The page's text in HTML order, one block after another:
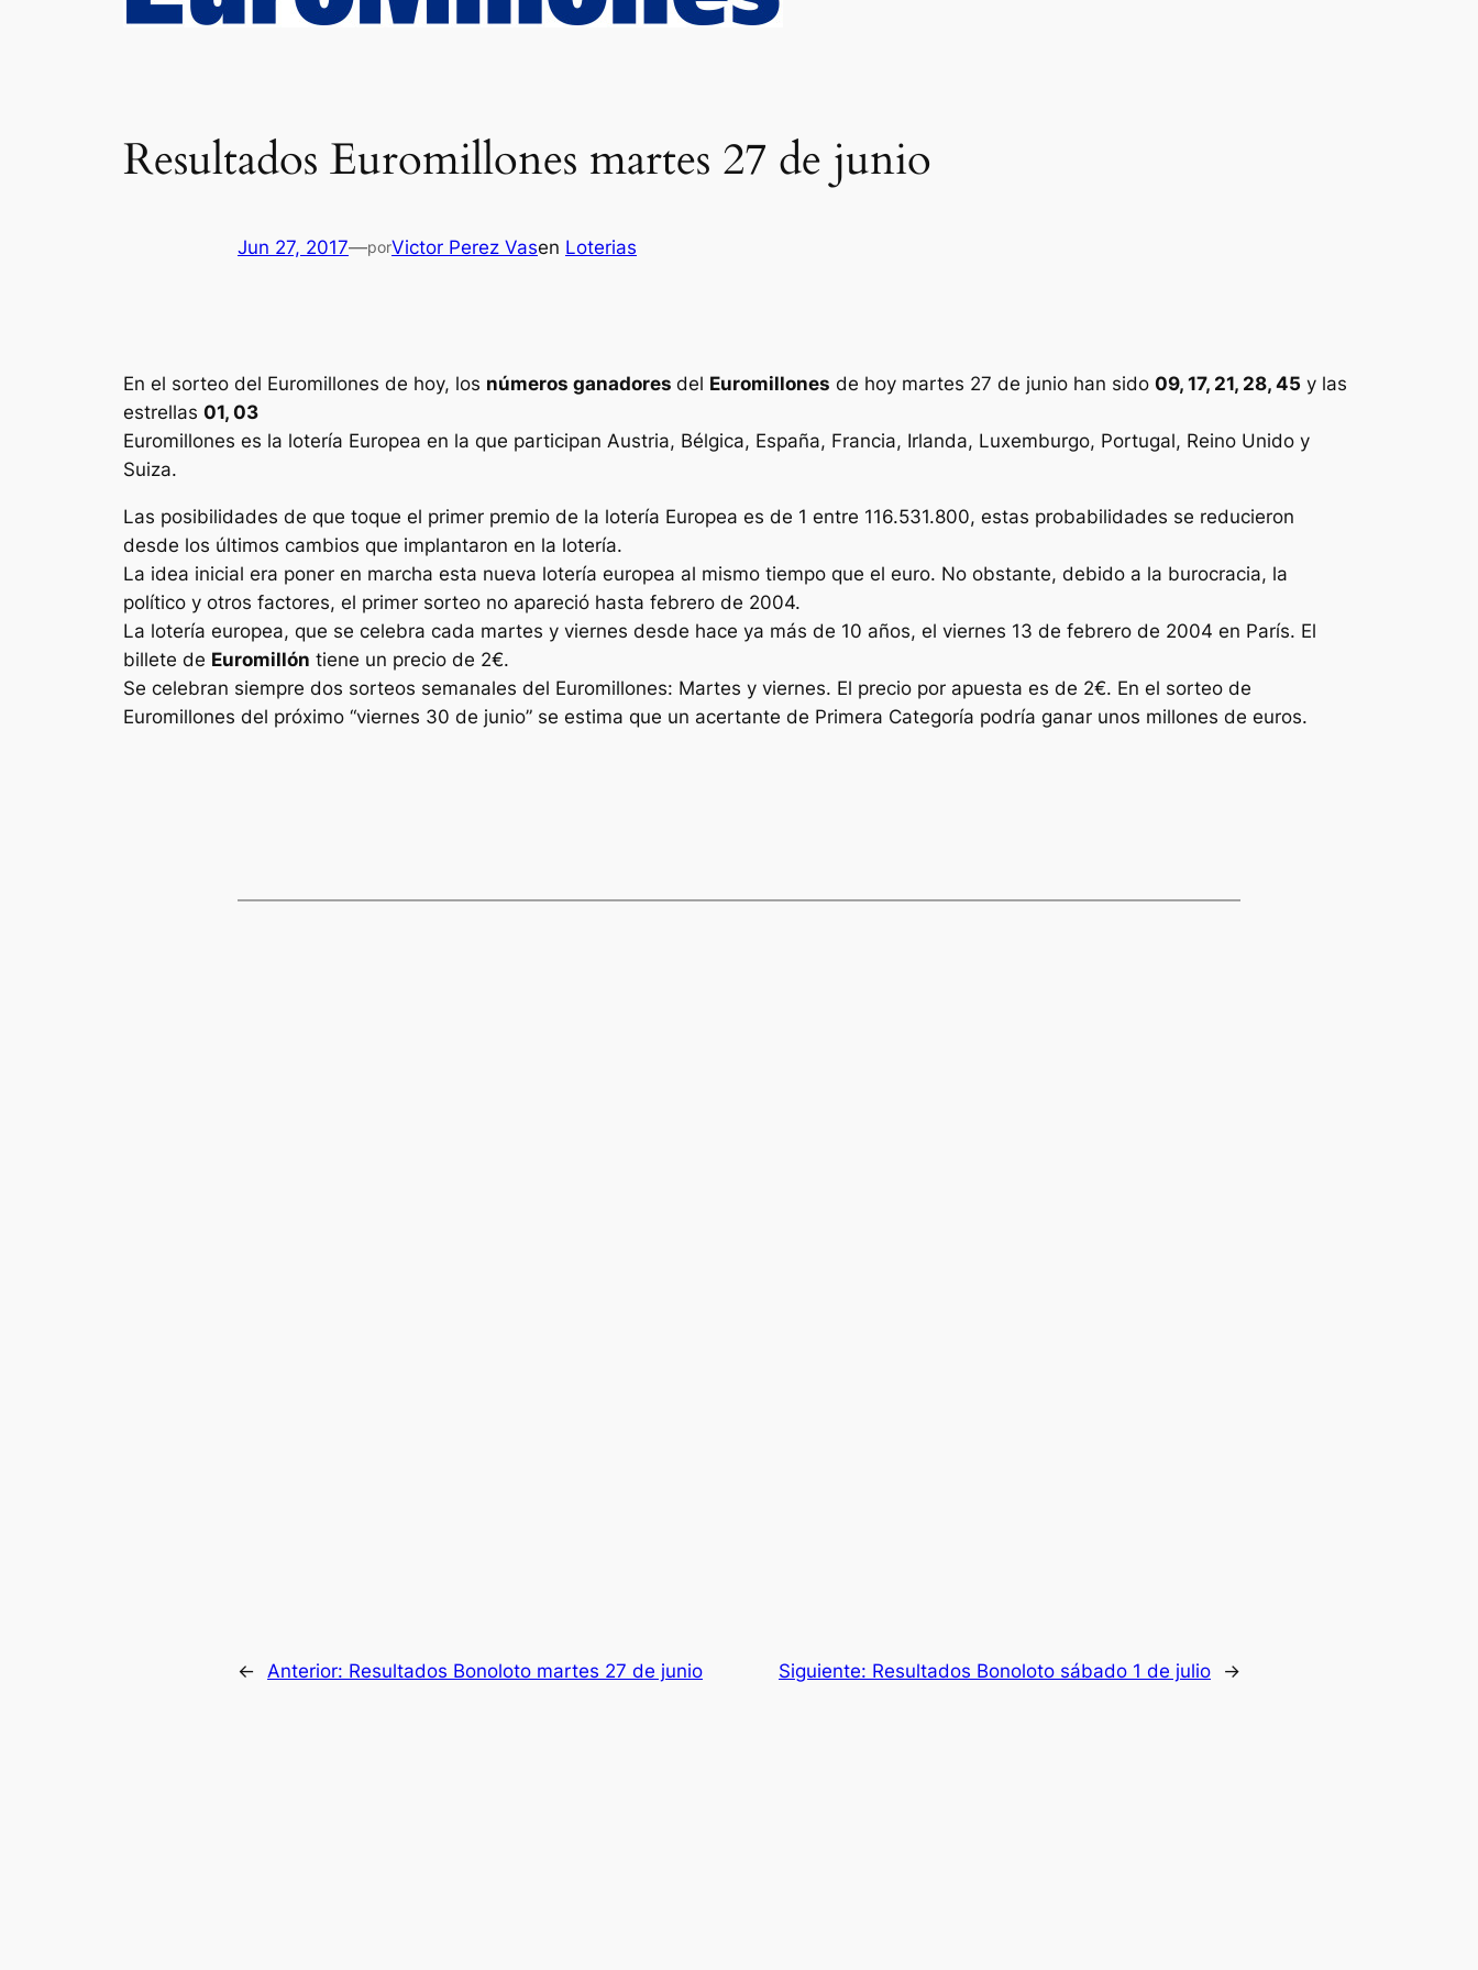
Resultados Euromillones martes 27 de junio
Jun 27, 2017—porVictor Perez Vasen Loterias
En el sorteo del Euromillones de hoy, los números ganadores del Euromillones de hoy martes 27 de junio han sido 09, 17, 21, 28, 45 y las
estrellas 01, 03
Euromillones es la lotería Europea en la que participan Austria, Bélgica, España, Francia, Irlanda, Luxemburgo, Portugal, Reino Unido y
Suiza.
Las posibilidades de que toque el primer premio de la lotería Europea es de 1 entre 116.531.800, estas probabilidades se reducieron
desde los últimos cambios que implantaron en la lotería.
La idea inicial era poner en marcha esta nueva lotería europea al mismo tiempo que el euro. No obstante, debido a la burocracia, la
político y otros factores, el primer sorteo no apareció hasta febrero de 2004.
La lotería europea, que se celebra cada martes y viernes desde hace ya más de 10 años, el viernes 13 de febrero de 2004 en París. El
billete de Euromillón tiene un precio de 2€.
Se celebran siempre dos sorteos semanales del Euromillones: Martes y viernes. El precio por apuesta es de 2€. En el sorteo de
Euromillones del próximo “viernes 30 de junio” se estima que un acertante de Primera Categoría podría ganar unos millones de euros.
← Anterior: Resultados Bonoloto martes 27 de junio Siguiente: Resultados Bonoloto sábado 1 de julio →